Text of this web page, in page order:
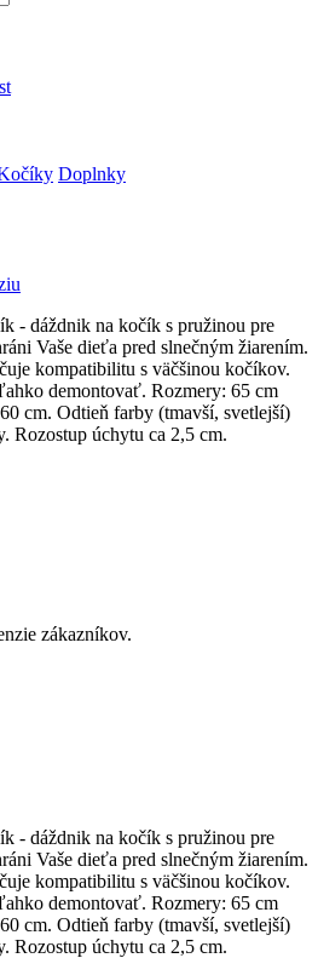
Doplnky
- dáždnik na kočík s pružinou pre
Vaše dieťa pred slnečným žiarením.
kompatibilitu s väčšinou kočíkov.
demontovať. Rozmery: 65 cm
cm. Odtieň farby (tmavší, svetlejší)
Rozostup úchytu ca 2,5 cm.
zákazníkov.
- dáždnik na kočík s pružinou pre
Vaše dieťa pred slnečným žiarením.
kompatibilitu s väčšinou kočíkov.
demontovať. Rozmery: 65 cm
cm. Odtieň farby (tmavší, svetlejší)
Rozostup úchytu ca 2,5 cm.